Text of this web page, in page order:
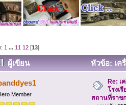
1 ... 11 12 [13]
ผู้เขียน
หัวข้อ: เค
ถานที่ราชการ โทร 081-9123486 (อ่าน
Member
Re: เ
โรงเ
สถานที่ราช